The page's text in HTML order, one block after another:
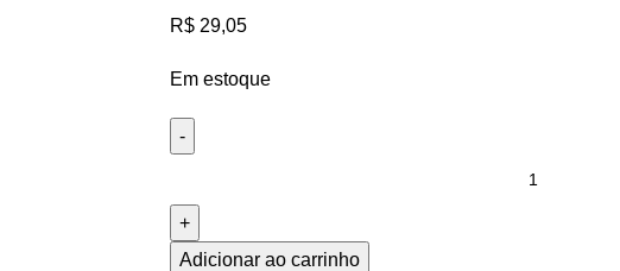
R$ 29,05
Em estoque
Adicionar ao carrinho